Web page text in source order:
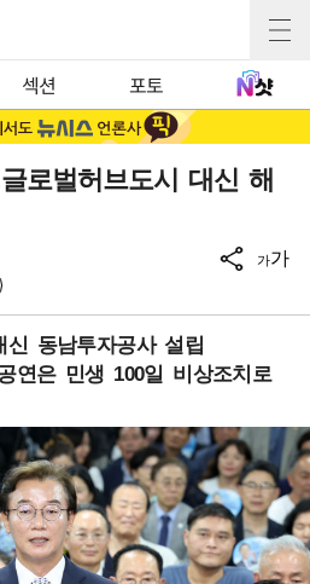
섹션 포토
로벌허브도시 대신 해
가가
동남투자공사 설립
연은 민생 100일 비상조치로